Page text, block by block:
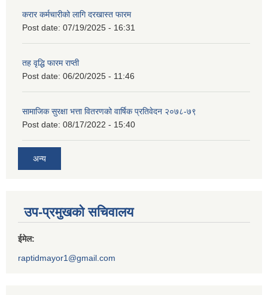
करार कर्मचारीको लागि दरखास्त फारम
Post date: 07/19/2025 - 16:31
तह वृद्धि फारम राप्ती
Post date: 06/20/2025 - 11:46
सामाजिक सुरक्षा भत्ता वितरणको वार्षिक प्रतिवेदन २०७८-७९
Post date: 08/17/2022 - 15:40
अन्य
उप-प्रमुखको सचिवालय
ईमेल:
raptidmayor1@gmail.com